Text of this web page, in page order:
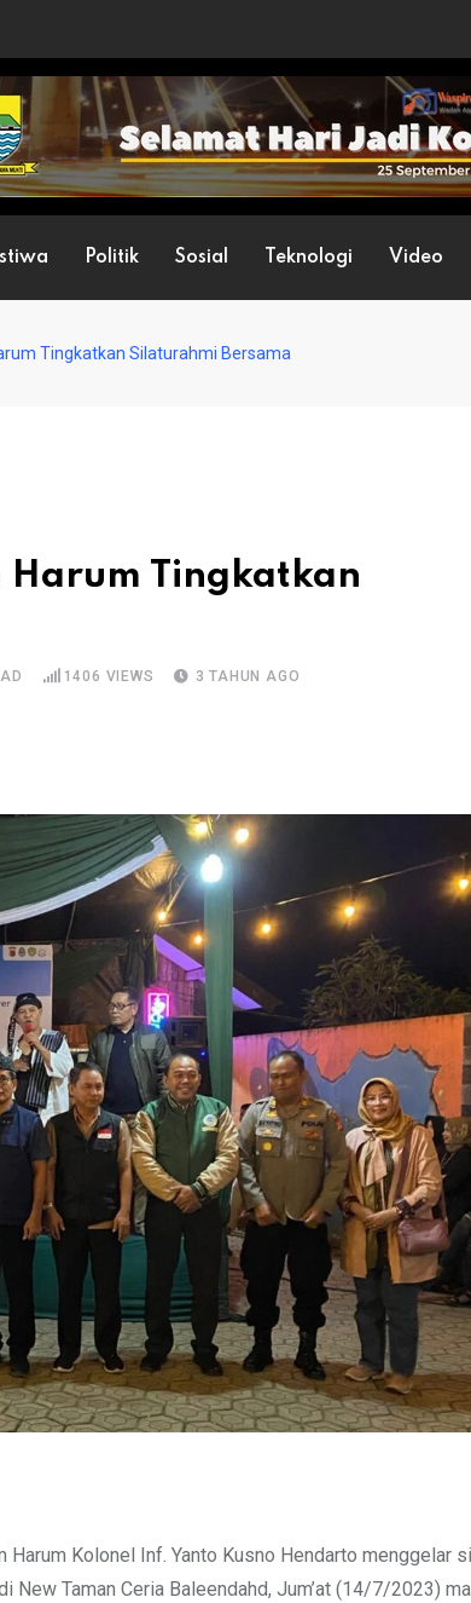
Politik Sosial Teknologi Video
Tingkatkan Silaturahmi Bersama
Harum Tingkatkan
1406 VIEWS 3 TAHUN AGO
Kolonel Inf. Yanto Kusno Hendarto menggelar
Taman Ceria Baleendahd, Jum’at (14/7/2023)